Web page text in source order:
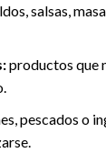
salsas,
productos que
pescados o